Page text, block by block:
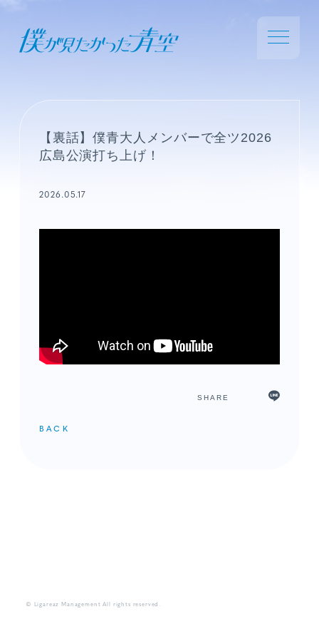
【裏話】僕青大人メンバーで全ツ2026
広島公演打ち上げ！
2026.05.17
SHARE
BACK
© Ligareaz Management All rights reserved.